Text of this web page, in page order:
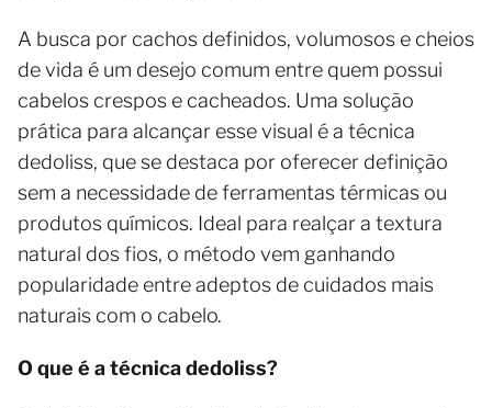
A busca por cachos definidos, volumosos e cheios
de vida é um desejo comum entre quem possui
cabelos crespos e cacheados. Uma solução
prática para alcançar esse visual é a técnica
dedoliss, que se destaca por oferecer definição
sem a necessidade de ferramentas térmicas ou
produtos químicos. Ideal para realçar a textura
natural dos fios, o método vem ganhando
popularidade entre adeptos de cuidados mais
naturais com o cabelo.
O que é a técnica dedoliss?